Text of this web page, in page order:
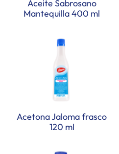
Aceite Sabrosano
Mantequilla 400 ml
Acetona Jaloma frasco
120 ml